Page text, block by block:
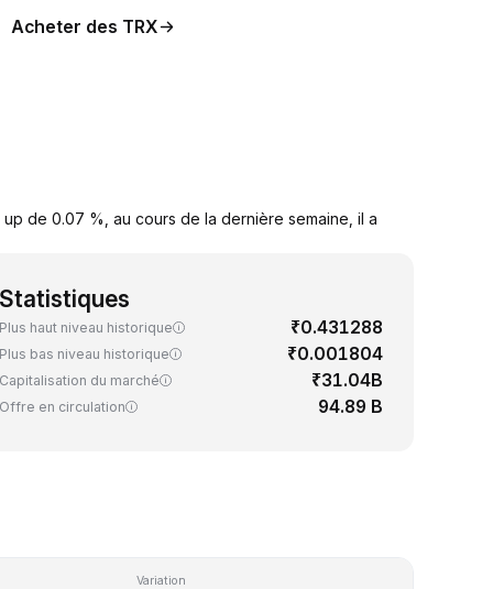
Acheter des TRX
de 0.07 %, au cours de la dernière semaine, il a
Statistiques
Plus haut niveau historique ₹0.431288
Plus bas niveau historique ₹0.001804
Capitalisation du marché ₹31.04B
Offre en circulation 94.89 B
Variation